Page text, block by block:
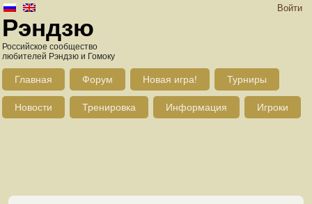
Войти
Рэндзю
Российское сообщество
любителей Рэндзю и Гомоку
Главная Форум Новая игра! Турниры
Новости Тренировка Информация Игроки